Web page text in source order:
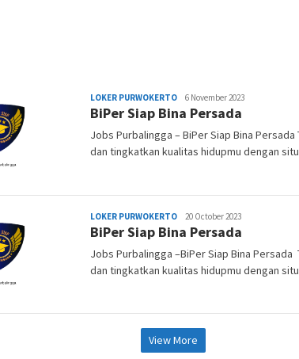
LOKER PURWOKERTO Mellisa
6 November 2023
BiPer Siap Bina Persada
Jobs Purbalingga – BiPer Siap Bina
dan tingkatkan kualitas hidupmu dengan
LOKER PURWOKERTO Mellisa
20 October 2023
BiPer Siap Bina Persada
Jobs Purbalingga –BiPer Siap Bina Persada
dan tingkatkan kualitas hidupmu dengan
View More